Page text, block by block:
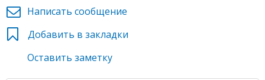
Написать сообщение
Добавить в закладки
Оставить заметку